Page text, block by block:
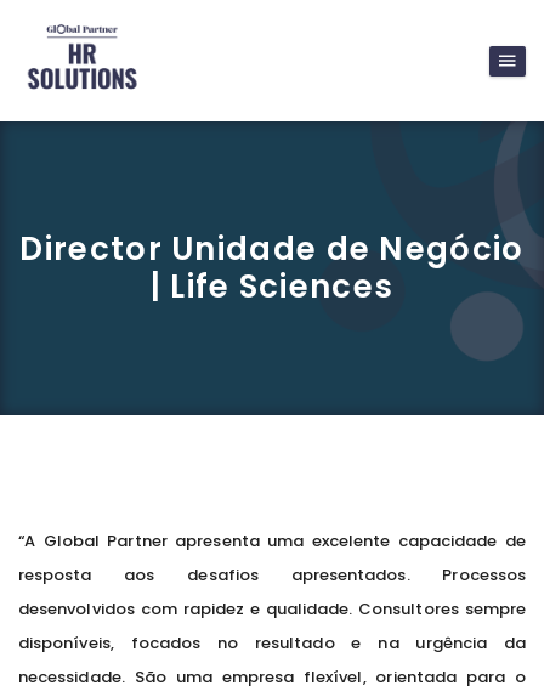
Director Unidade de Negócio
| Life Sciences
“A Global Partner apresenta uma excelente capacidade de
resposta aos desafios apresentados. Processos
desenvolvidos com rapidez e qualidade. Consultores sempre
disponíveis, focados no resultado e na urgência da
necessidade. São uma empresa flexível, orientada para o